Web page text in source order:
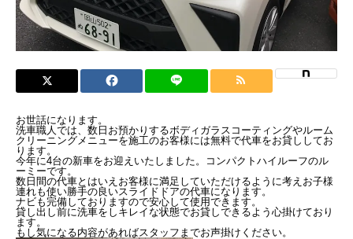
お世話になります。
洗車職人では、数日お預かりするボディガラスコーティングやルーム
クリーニングメニューを施工のお客様には無料で代車をお貸ししてお
ります。
今年に4台の新車をお迎えいたしました。コンパクトハイルーフのル
ーミーです。
数日間の代車とはいえお客様に満足していただけるように考えお子様
連れも使い勝手の良いスライドドアの代車になります。
ナビも完備しておりますので安心して使用できます。
貸し出し前に洗車をしキレイな状態でお貸しできるよう心掛けており
ます。
もし気になる内容があればスタッフまでお声掛けください。